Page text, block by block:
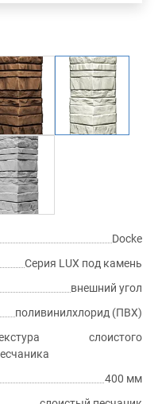
Docke
Серия LUX под камень
внешний угол
поливинилхлорид (ПВХ)
слоистого
400 мм